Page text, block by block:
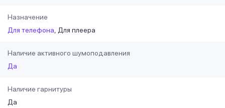
Назначение
Для телефона Для плеера
Наличие активного шумоподавления
Да
Наличие гарнитуры
Да